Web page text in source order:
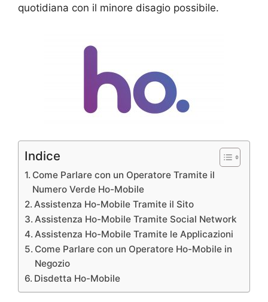
quotidiana con il minore disagio possibile.
Indice
Come Parlare con un Operatore Tramite il
Numero Verde Ho-Mobile
Assistenza Ho-Mobile Tramite il Sito
Assistenza Ho-Mobile Tramite Social Network
Assistenza Ho-Mobile Tramite le Applicazioni
Come Parlare con un Operatore Ho-Mobile in
Negozio
Disdetta Ho-Mobile